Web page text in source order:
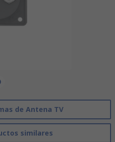
de Antena TV
similares